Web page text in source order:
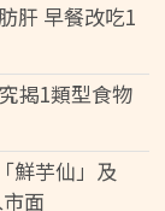
肝 早餐改吃1
揭1類型食物
鮮芋仙」及
面